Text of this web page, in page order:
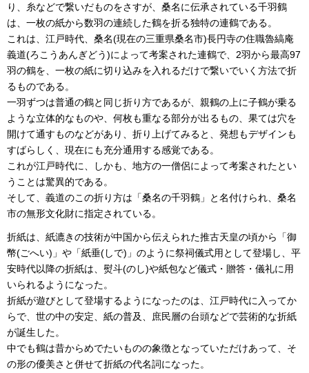
り、糸などで繋いだものをさすが、桑名に伝承されている千羽鶴
は、一枚の紙から数羽の連続した鶴を折る独特の連鶴である。
これは、江戸時代、桑名(現在の三重県桑名市)長円寺の住職魯縞庵
義道(ろこうあんぎどう)によって考案された連鶴で、2羽から最高97
羽の鶴を、一枚の紙に切り込みを入れるだけで繋いでいく方法で折
るものである。
一羽ずつは普通の鶴と同じ折り方であるが、親鶴の上に子鶴が乗る
ような立体的なものや、何枚も重なる部分が出るもの、果ては穴を
開けて通すものなどがあり、折り上げてみると、発想もデザインも
すばらしく、現在にも充分通用する感覚である。
これが江戸時代に、しかも、地方の一僧侶によって考案されたとい
うことは驚異的である。
そして、義道のこの折り方は「桑名の千羽鶴」と名付けられ、桑名
市の無形文化財に指定されている。
折紙は、紙漉きの技術が中国から伝えられた推古天皇の頃から「御
幣(ごへい)」や「紙垂(しで)」のように祭祠儀式用として登場し、平
安時代以降の折紙は、熨斗(のし)や紙包など儀式・贈答・儀礼に用
いられるようになった。
折紙が遊びとして登場するようになったのは、江戸時代に入ってか
らで、世の中の安定、紙の普及、庶民層の台頭などで芸術的な折紙
が誕生した。
中でも鶴は昔からめでたいものの象徴となっていただけあって、そ
の形の優美さと併せて折紙の代名詞になった。